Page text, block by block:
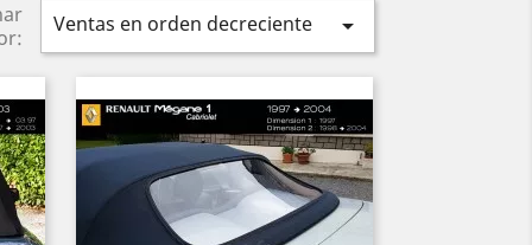
Ventas en orden decreciente 